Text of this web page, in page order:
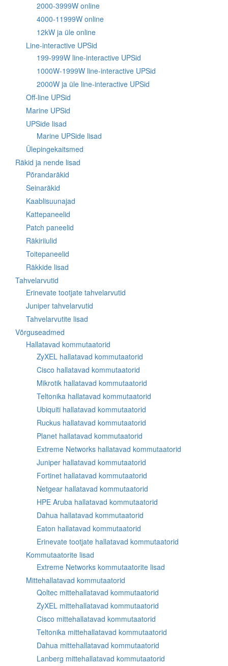
2000-3999W online
4000-11999W online
12kW ja üle online
Line-interactive UPSid
199-999W line-interactive UPSid
1000W-1999W line-interactive UPSid
2000W ja üle line-interactive UPSid
Off-line UPSid
Marine UPSid
UPSide lisad
Marine UPSide lisad
Ülepingekaitsmed
Räkid ja nende lisad
Põrandaräkid
Seinaräkid
Kaablisuunajad
Kattepaneelid
Patch paneelid
Räkiriiulid
Toitepaneelid
Räkkide lisad
Tahvelarvutid
Erinevate tootjate tahvelarvutid
Juniper tahvelarvutid
Tahvelarvutite lisad
Võrguseadmed
Hallatavad kommutaatorid
ZyXEL hallatavad kommutaatorid
Cisco hallatavad kommutaatorid
Mikrotik hallatavad kommutaatorid
Teltonika hallatavad kommutaatorid
Ubiquiti hallatavad kommutaatorid
Ruckus hallatavad kommutaatorid
Planet hallatavad kommutaatorid
Extreme Networks hallatavad kommutaatorid
Juniper hallatavad kommutaatorid
Fortinet hallatavad kommutaatorid
Netgear hallatavad kommutaatorid
HPE Aruba hallatavad kommutaatorid
Dahua hallatavad kommutaatorid
Eaton hallatavad kommutaatorid
Erinevate tootjate hallatavad kommutaatorid
Kommutaatorite lisad
Extreme Networks kommutaatorite lisad
Mittehallatavad kommutaatorid
Qoltec mittehallatavad kommutaatorid
ZyXEL mittehallatavad kommutaatorid
Cisco mittehallatavad kommutaatorid
Teltonika mittehallatavad kommutaatorid
Dahua mittehallatavad kommutaatorid
Lanberg mittehallatavad kommutaatorid